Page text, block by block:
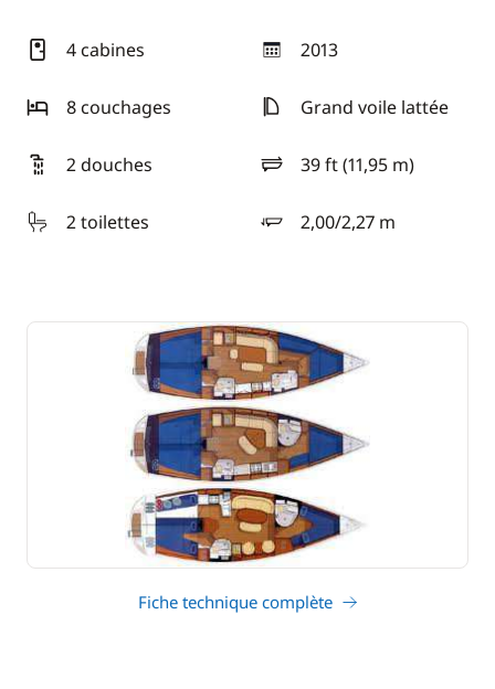
4 cabines 2013
année
8 couchages
Grand voile lattée
2 douches 39 ft (11,95 m)
longueur
2 toilettes
2,00/2,27 m
tirant d'eau
Fiche technique complète